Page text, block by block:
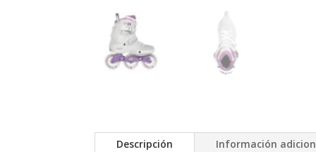
Descripción Información